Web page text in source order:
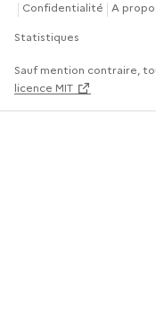
Confidentialité A
Statistiques
Sauf mention contraire,
licence MIT